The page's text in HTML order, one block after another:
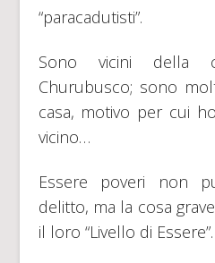
“paracadutisti”.
Sono vicini della
Churubusco; sono
casa, motivo per cui
vicino…
Essere poveri non
delitto, ma la cosa
il loro “Livello di